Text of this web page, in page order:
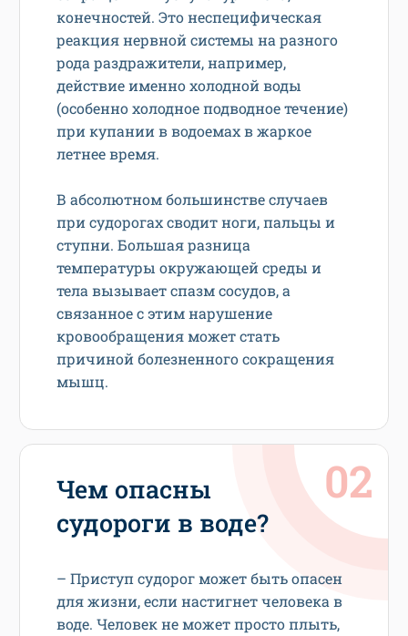
конечностей. Это неспецифическая
реакция нервной системы на разного
рода раздражители, например,
действие именно холодной воды
(особенно холодное подводное течение)
при купании в водоемах в жаркое
летнее время.
В абсолютном большинстве случаев
при судорогах сводит ноги, пальцы и
ступни. Большая разница
температуры окружающей среды и
тела вызывает спазм сосудов, а
связанное с этим нарушение
кровообращения может стать
причиной болезненного сокращения
мышц.
Чем опасны
судороги в воде?
– Приступ судорог может быть опасен
для жизни, если настигнет человека в
воде. Человек не может просто плыть,